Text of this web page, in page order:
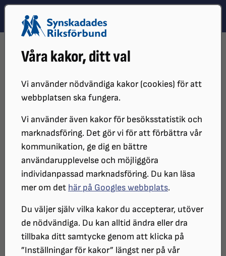
Våra kakor, ditt val
Vi använder nödvändiga kakor (cookies) för att
webbplatsen ska fungera.
Vi använder även kakor för besöksstatistik och
marknadsföring. Det gör vi för att förbättra vår
kommunikation, ge dig en bättre
användarupplevelse och möjliggöra
individanpassad marknadsföring. Du kan läsa
mer om det här på Googles webbplats.
Du väljer själv vilka kakor du accepterar, utöver
de nödvändiga. Du kan alltid ändra eller dra
tillbaka ditt samtycke genom att klicka på
”Inställningar för kakor” längst ner på vår
Hoppa till innehåll
Hoppa till hitta snabbt
DISTRIKT
SRF ÖREBRO LÄN
KALENDER SRF ÖREBRO
Samtalsträffar - SRF
Bergslagen